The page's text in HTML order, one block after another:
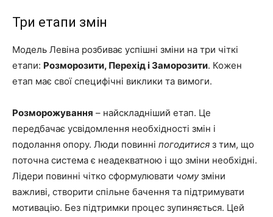
Три етапи змін
Модель Левіна розбиває успішні зміни на три чіткі
етапи: Розморозити, Перехід і Заморозити. Кожен
етап має свої специфічні виклики та вимоги.
Розморожування – найскладніший етап. Це
передбачає усвідомлення необхідності змін і
подолання опору. Люди повинні погодитися з тим, що
поточна система є неадекватною і що зміни необхідні.
Лідери повинні чітко сформулювати чомузміни
важливі, створити спільне бачення та підтримувати
мотивацію. Без підтримки процес зупиняється. Цей